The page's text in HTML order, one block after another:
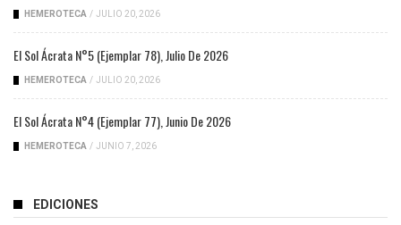
HEMEROTECA / JULIO 20, 2026
El Sol Ácrata N°5 (ejemplar 78), Julio De 2026
HEMEROTECA / JULIO 20, 2026
El Sol Ácrata N°4 (ejemplar 77), Junio De 2026
HEMEROTECA / JUNIO 7, 2026
EDICIONES